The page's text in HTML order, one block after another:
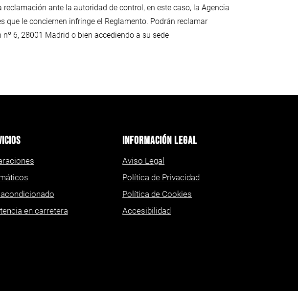
ante la autoridad de control, en este caso, la Agencia
que le conciernen infringe el Reglamento. Podrán reclamar
6, 28001 Madrid o bien accediendo a su sede
en carretera
Información Legal
Aviso Legal
Política de Privacidad
Política de Cookies
Accesibilidad